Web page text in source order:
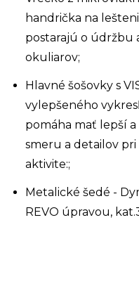
handrička na
postarajú o údržbu
okuliarov;
Hlavné šošovky s
vylepšeného
pomáha mať lepší
smeru a detailov
aktivite:;
Metalické šedé -
REVO úpravou,